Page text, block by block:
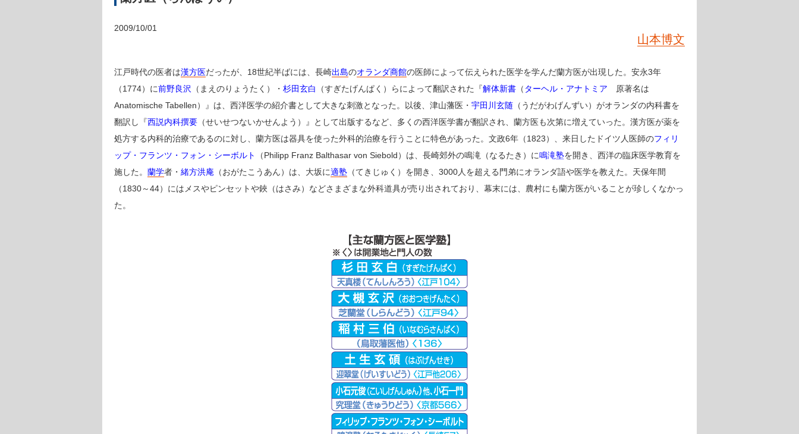
2009/10/01
山本博文
江戸時代の医者は漢方医だったが、18世紀半ばには、長崎出島のオランダ商館の医師によって伝えられた医学を学んだ蘭方医が出現した。安永3年
（1774）に前野良沢 （まえのりょうたく）・ 杉田玄白 （すぎたげんぱく）らによって翻訳された『解体新書 （ ターヘル・アナトミア 原著名は
Anatomische Tabellen）』は、西洋医学の紹介書として大きな刺激となった。以後、津山藩医・ 宇田川玄随 （うだがわげんずい）がオランダの内科書を
翻訳し『西説内科撰要 （せいせつないかせんよう）』として出版するなど、多くの西洋医学書が翻訳され、蘭方医も次第に増えていった。漢方医が薬を
処方する内科的治療であるのに対し、蘭方医は器具を使った外科的治療を行うことに特色があった。文政6年（1823）、来日したドイツ人医師のフィリ
ップ・フランツ・フォン・シーボルト
（Philipp Franz Balthasar von Siebold）は、長崎郊外の鳴滝（なるたき）に鳴滝塾を開き、西洋の臨床医学教育を
施した。 蘭学者・ 緒方洪庵 （おがたこうあん）は、大坂に適塾 （てきじゅく）を開き、3000人を超える門弟にオランダ語や医学を教えた。天保年間
（1830～44）にはメスやピンセットや鋏（はさみ）などさまざまな外科道具が売り出されており、幕末には、農村にも蘭方医がいることが珍しくなかっ
た。